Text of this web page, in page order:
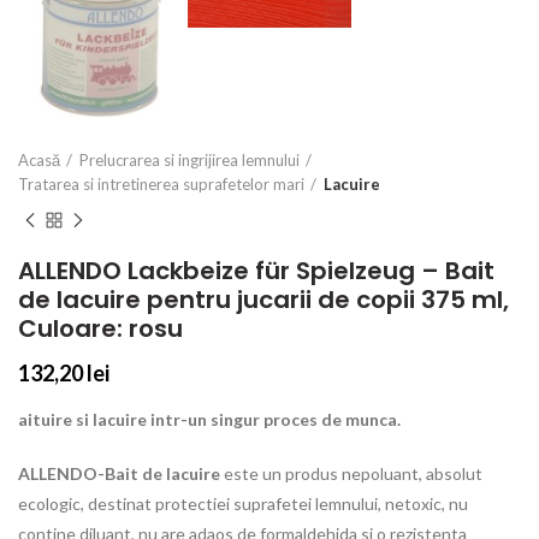
Acasă
Prelucrarea si ingrijirea lemnului
Tratarea si intretinerea suprafetelor mari
Lacuire
ALLENDO Lackbeize für Spielzeug – Bait
de lacuire pentru jucarii de copii 375 ml,
Culoare: rosu
132,20lei
aituire si lacuire intr-un singur proces de munca.
ALLENDO-Bait de lacuireeste un produs nepoluant, absolut
ecologic, destinat protectiei suprafetei lemnului, netoxic, nu
contine diluant, nu are adaos de formaldehida si o rezistenta